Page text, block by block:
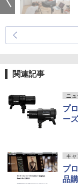
関連記事
ニュ
プ
ー
キ
プ
品